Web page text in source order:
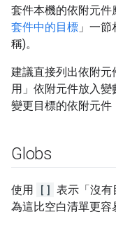
套件本機的依附元件
套件中的目標 」一
稱)。
建議直接列出依附元
用」依附元件放入
變更目標的依附元件
Globs
使用 [] 表示「沒有
為這比空白清單更容